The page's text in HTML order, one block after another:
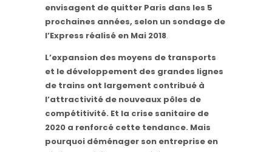
envisagent de quitter Paris dans les 5
prochaines années, selon un sondage de
l’Express réalisé en Mai 2018.
L’expansion des moyens de transports
et le développement des grandes lignes
de trains ont largement contribué à
l’attractivité de nouveaux pôles de
compétitivité. Et la crise sanitaire de
2020 a renforcé cette tendance. Mais
pourquoi déménager son entreprise en